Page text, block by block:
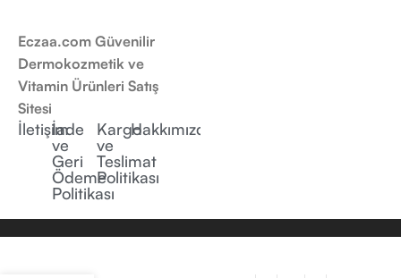
Eczaa.com Güvenilir
Dermokozmetik ve
Vitamin Ürünleri Satış
Sitesi
İletişimİade
ve
Geri
Ödeme
Politikası
Kargo
ve
Teslimat
Politikası
Hakkımızda